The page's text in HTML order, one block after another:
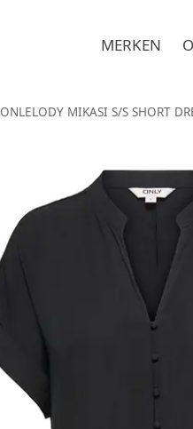
MERKEN
ONLELODY MIKASI S/S SHORT